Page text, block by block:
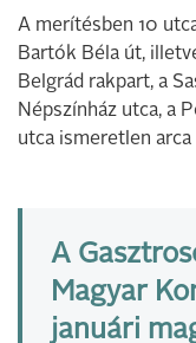
A merítésben 10
Bartók Béla út,
Belgrád rakpart, a
Népszínház utca, a
utca ismeretlen
A
Magyar
januári